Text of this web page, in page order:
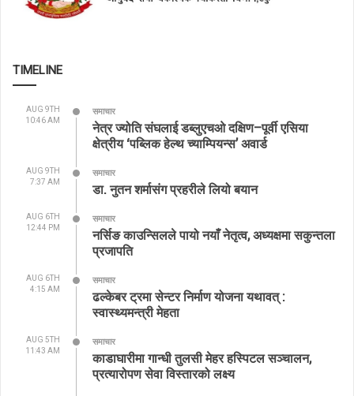
TIMELINE
AUG 9TH
10:46 AM
समाचार
नेत्र ज्योति संघलाई डब्लुएचओ दक्षिण–पूर्वी एसिया
क्षेत्रीय ‘पब्लिक हेल्थ च्याम्पियन्स’ अवार्ड
AUG 9TH
7:37 AM
समाचार
डा. नुतन शर्मासंग प्रहरीले लियो बयान
AUG 6TH
12:44 PM
समाचार
नर्सिङ काउन्सिलले पायो नयाँ नेतृत्व, अध्यक्षमा सकुन्तला
प्रजापति
AUG 6TH
4:15 AM
समाचार
ढल्केबर ट्रमा सेन्टर निर्माण योजना यथावत् :
स्वास्थ्यमन्त्री मेहता
AUG 5TH
11:43 AM
समाचार
काडाघारीमा गान्धी तुलसी मेहर हस्पिटल सञ्चालन,
प्रत्यारोपण सेवा विस्तारको लक्ष्य